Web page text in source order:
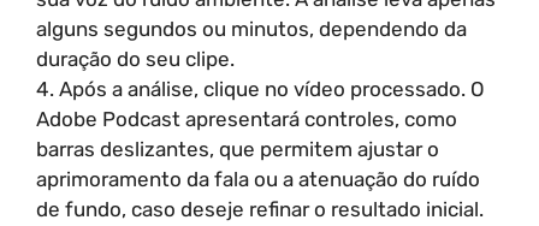
alguns segundos ou minutos, dependendo da
duração do seu clipe.
4. Após a análise, clique no vídeo processado. O
Adobe Podcast apresentará controles, como
barras deslizantes, que permitem ajustar o
aprimoramento da fala ou a atenuação do ruído
de fundo, caso deseje refinar o resultado inicial.